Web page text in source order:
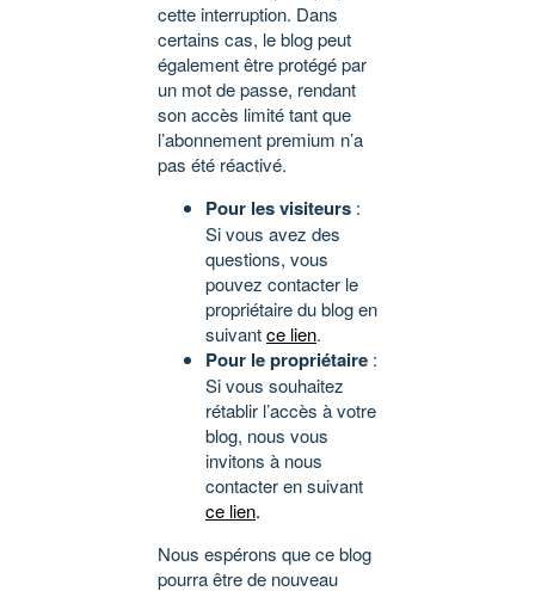
cette interruption. Dans
certains cas, le blog peut
également être protégé par
un mot de passe, rendant
son accès limité tant que
l’abonnement premium n’a
pas été réactivé.
Pour les visiteurs :
Si vous avez des
questions, vous
pouvez contacter le
propriétaire du blog en
suivantce lien.
Pour le propriétaire :
Si vous souhaitez
rétablir l’accès à votre
blog, nous vous
invitons à nous
contacter en suivant
ce lien.
Nous espérons que ce blog
pourra être de nouveau